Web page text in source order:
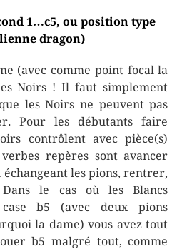
1…c5, ou position type
dragon)
(avec comme point focal la
Noirs ! Il faut simplement
les Noirs ne peuvent pas
Pour les débutants faire
contrôlent avec pièce(s)
repères sont avancer
les pions, rentrer,
le cas où les Blancs
b5 (avec deux pions
la dame) vous avez tout
b5 malgré tout, comme